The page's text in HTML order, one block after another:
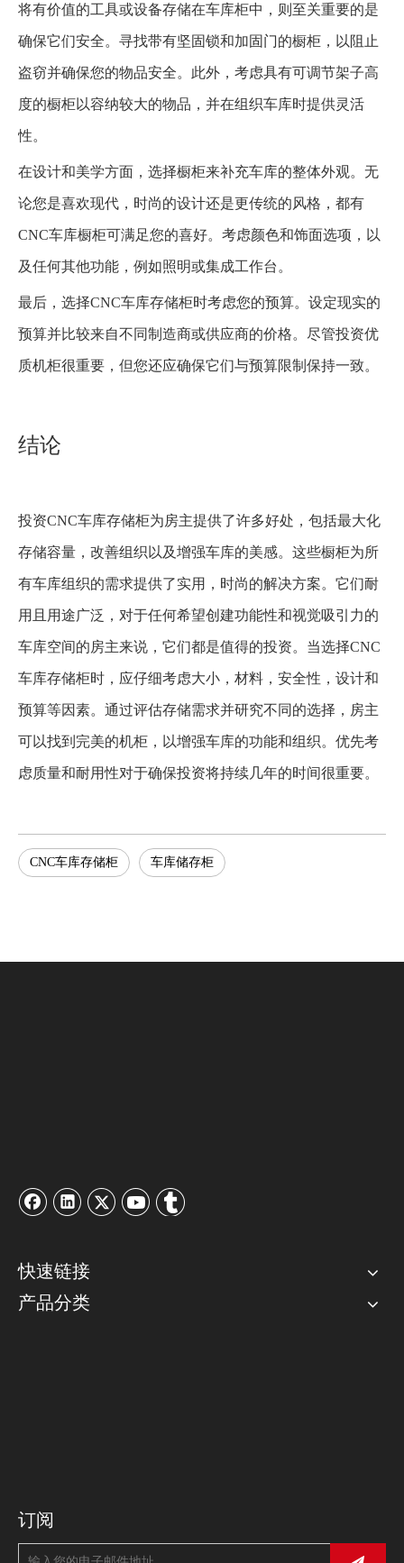
将有价值的工具或设备存储在车库柜中，则至关重要的是
确保它们安全。寻找带有坚固锁和加固门的橱柜，以阻止
盗窃并确保您的物品安全。此外，考虑具有可调节架子高
度的橱柜以容纳较大的物品，并在组织车库时提供灵活
性。
在设计和美学方面，选择橱柜来补充车库的整体外观。无
论您是喜欢现代，时尚的设计还是更传统的风格，都有
CNC车库橱柜可满足您的喜好。考虑颜色和饰面选项，以
及任何其他功能，例如照明或集成工作台。
最后，选择CNC车库存储柜时考虑您的预算。设定现实的
预算并比较来自不同制造商或供应商的价格。尽管投资优
质机柜很重要，但您还应确保它们与预算限制保持一致。
结论
投资CNC车库存储柜为房主提供了许多好处，包括最大化
存储容​​量，改善组织以及增强车库的美感。这些橱柜为所
有车库组织的需求提供了实用，时尚的解决方案。它们耐
用且用途广泛，对于任何希望创建功能性和视觉吸引力的
车库空间的房主来说，它们都是值得的投资。当选择CNC
车库存储柜时，应仔细考虑大小，材料，安全性，设计和
预算等因素。通过评估存储需求并研究不同的选择，房主
可以找到完美的机柜，以增强车库的功能和组织。优先考
虑质量和耐用性对于确保投资将持续几年的时间很重要。
CNC车库存储柜 车库储存柜
快速链接
产品分类
地址：浙江省宁波市高新区浙大科技园
订阅